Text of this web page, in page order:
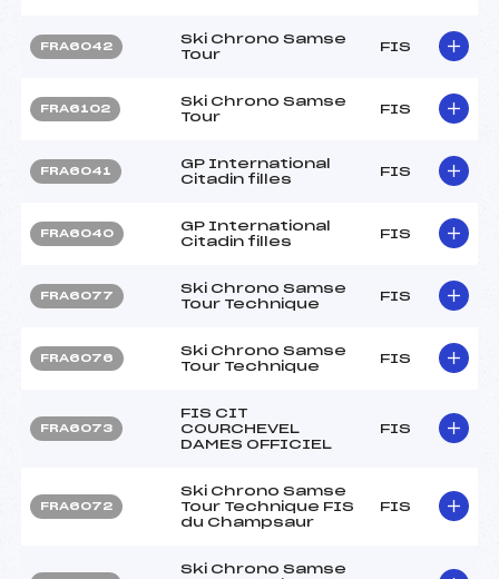
FRA6042
Ski Chrono Samse
Tour
FIS
FRA6102
Ski Chrono Samse
Tour
FIS
FRA6041
GP International
Citadin filles
FIS
FRA6040
GP International
Citadin filles
FIS
FRA6077
Ski Chrono Samse
Tour Technique
FIS
FRA6076
Ski Chrono Samse
Tour Technique
FIS
FRA6073
FIS CIT
COURCHEVEL
DAMES OFFICIEL
FIS
FRA6072
Ski Chrono Samse
Tour Technique FIS
du Champsaur
FIS
Ski Chrono Samse